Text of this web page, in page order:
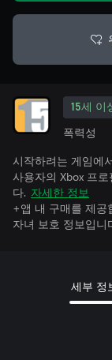
15세 이
폭력성
시작하려는 게임에
사용자의 Xbox 프
다. 자세한 정보
+앱 내 구매를 제공
자녀 보호 정보입니
세부 정